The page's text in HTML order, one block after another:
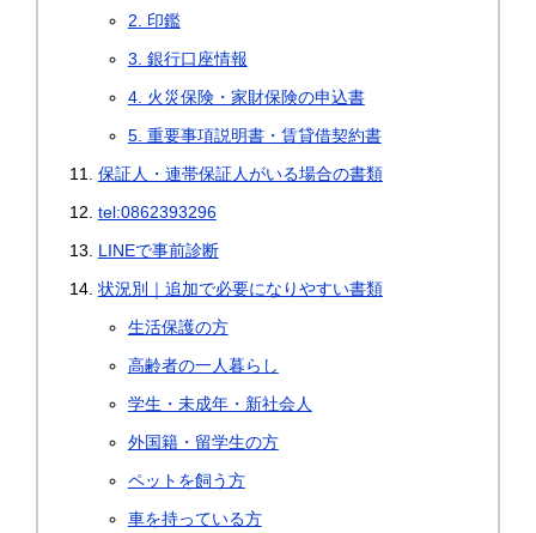
2. 印鑑
3. 銀行口座情報
4. 火災保険・家財保険の申込書
5. 重要事項説明書・賃貸借契約書
保証人・連帯保証人がいる場合の書類
tel:0862393296
LINEで事前診断
状況別｜追加で必要になりやすい書類
生活保護の方
高齢者の一人暮らし
学生・未成年・新社会人
外国籍・留学生の方
ペットを飼う方
車を持っている方